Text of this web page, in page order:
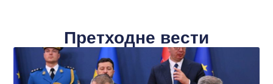
Претходне вести